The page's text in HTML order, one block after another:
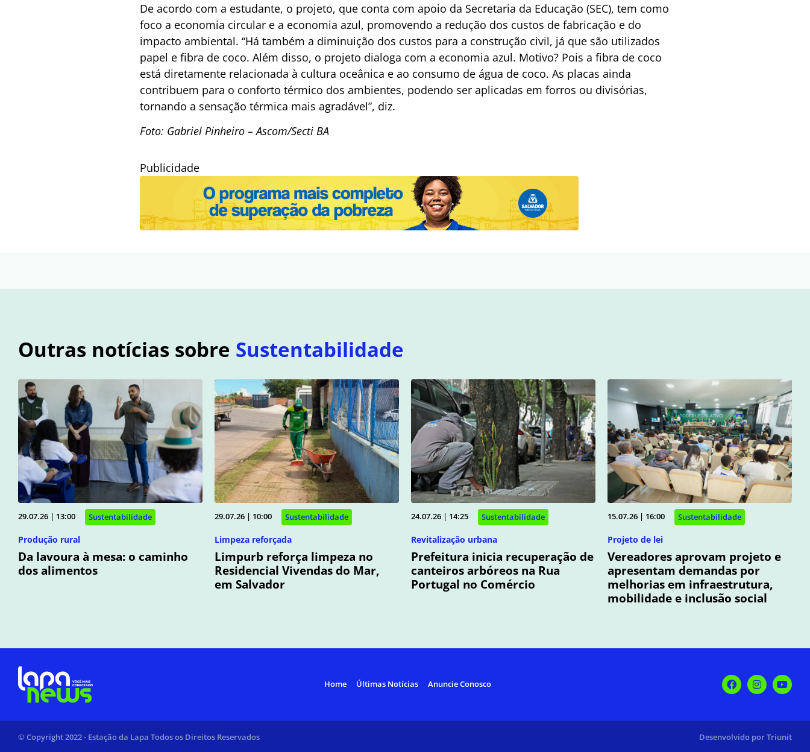
De acordo com a estudante, o projeto, que conta com apoio da Secretaria da Educação (SEC), tem como
foco a economia circular e a economia azul, promovendo a redução dos custos de fabricação e do
impacto ambiental. “Há também a diminuição dos custos para a construção civil, já que são utilizados
papel e fibra de coco. Além disso, o projeto dialoga com a economia azul. Motivo? Pois a fibra de coco
está diretamente relacionada à cultura oceânica e ao consumo de água de coco. As placas ainda
contribuem para o conforto térmico dos ambientes, podendo ser aplicadas em forros ou divisórias,
tornando a sensação térmica mais agradável”, diz.
Foto: Gabriel Pinheiro – Ascom/Secti BA
Publicidade
Outras notícias sobre Sustentabilidade
29.07.26 | 13:00 Sustentabilidade
Produção rural
Da lavoura à mesa: o caminho
dos alimentos
29.07.26 | 10:00 Sustentabilidade
Limpeza reforçada
Limpurb reforça limpeza no
Residencial Vivendas do Mar,
em Salvador
24.07.26 | 14:25 Sustentabilidade
Revitalização urbana
Prefeitura inicia recuperação de
canteiros arbóreos na Rua
Portugal no Comércio
15.07.26 | 16:00 Sustentabilidade
Projeto de lei
Vereadores aprovam projeto e
apresentam demandas por
melhorias em infraestrutura,
mobilidade e inclusão social
Home Últimas Notícias Anuncie Conosco
© Copyright 2022 - Estação da Lapa Todos os Direitos Reservados Desenvolvido por Triunit